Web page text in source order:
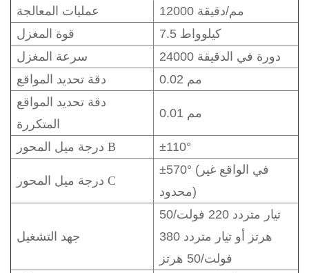
عمليات المعالجة
12000 مم/دقيقة
قوة المغزل
7.5 كيلوواط
سرعة المغزل
24000 دورة في الدقيقة
دقة تحديد المواقع
0.02 مم
دقة تحديد المواقع
المتكررة
0.01 مم
درجة ميل المحور B ±110°
درجة ميل المحور C
±570° (في الواقع غير
محدود)
جهد التشغيل
تيار متردد 220 فولت/50
هرتز أو تيار متردد 380
فولت/50 هرتز